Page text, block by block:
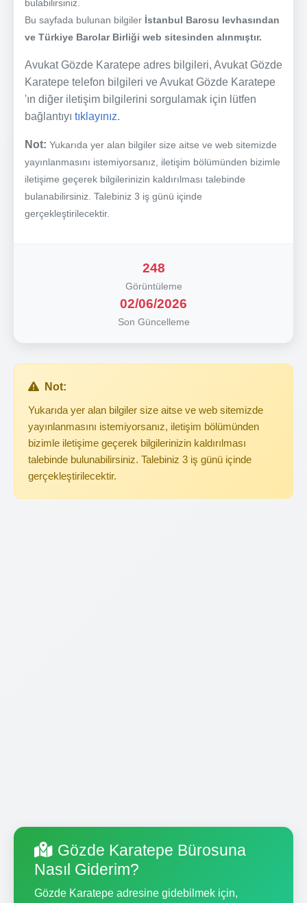
bulabilirsiniz.
Bu sayfada bulunan bilgiler İstanbul Barosu levhasından
ve Türkiye Barolar Birliği web sitesinden alınmıştır.
Avukat Gözde Karatepe adres bilgileri, Avukat Gözde
Karatepe telefon bilgileri ve Avukat Gözde Karatepe
'ın diğer iletişim bilgilerini sorgulamak için lütfen
bağlantıyı tıklayınız.
Not: Yukarıda yer alan bilgiler size aitse ve web sitemizde
yayınlanmasını istemiyorsanız, iletişim bölümünden bizimle
iletişime geçerek bilgilerinizin kaldırılması talebinde
bulanabilirsiniz. Talebiniz 3 iş günü içinde
gerçekleştirilecektir.
248
Görüntüleme
02/06/2026
Son Güncelleme
Not:
Yukarıda yer alan bilgiler size aitse ve web sitemizde
yayınlanmasını istemiyorsanız, iletişim bölümünden
bizimle iletişime geçerek bilgilerinizin kaldırılması
talebinde bulunabilirsiniz. Talebiniz 3 iş günü içinde
gerçekleştirilecektir.
Gözde Karatepe Bürosuna
Nasıl Giderim?
Gözde Karatepe adresine gidebilmek için,